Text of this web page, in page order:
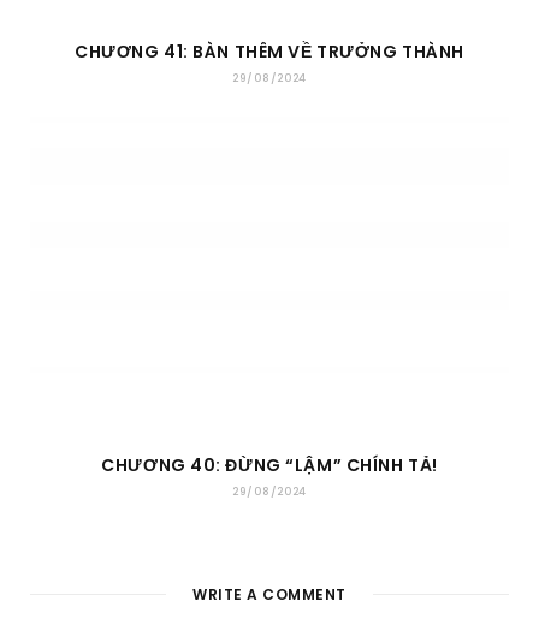
CHƯƠNG 41: BÀN THÊM VỀ TRƯỞNG THÀNH
29/08/2024
CHƯƠNG 40: ĐỪNG “LẬM” CHÍNH TẢ!
29/08/2024
WRITE A COMMENT